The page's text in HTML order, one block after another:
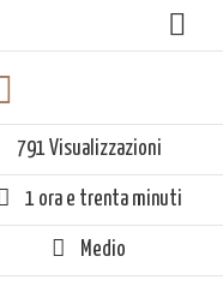
791 Visualizzazioni
1 ora e trenta minuti
Medio